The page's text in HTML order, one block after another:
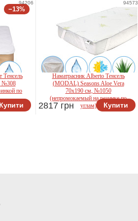
−13%
94206
Тенсель
№308
по
Купити
94573
Наматрасник Alberto Тенсель
(MODAL) Seasons Aloe Vera
70x190 см, №1050
(непромокаемый на резинке по
углам)
2817 грн Купити